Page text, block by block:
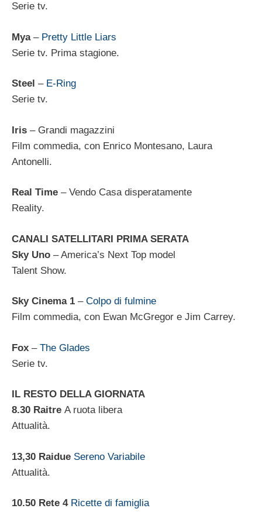
Serie tv.
Mya– Pretty Little Liars
Serie tv. Prima stagione.
Steel – E-Ring
Serie tv.
Iris – Grandi magazzini
Film commedia, con Enrico Montesano, Laura
Antonelli.
Real Time – Vendo Casa disperatamente
Reality.
CANALI SATELLITARI PRIMA SERATA
Sky Uno – America’s Next Top model
Talent Show.
Sky Cinema 1 – Colpo di fulmine
Film commedia, con Ewan McGregor e Jim Carrey.
Fox – The Glades
Serie tv.
IL RESTO DELLA GIORNATA
8.30 Raitre A ruota libera
Attualità.
13,30 Raidue Sereno Variabile
Attualità.
10.50 Rete 4 Ricette di famiglia